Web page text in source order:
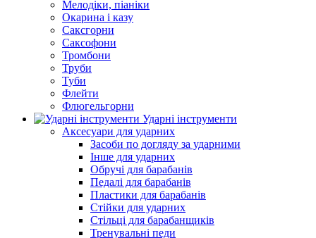
Мелодіки, піаніки
Окарина і казу
Саксгорни
Саксофони
Тромбони
Труби
Туби
Флейти
Флюгельгорни
Ударні інструменти
Аксесуари для ударних
Засоби по догляду за ударними
Інше для ударних
Обручі для барабанів
Педалі для барабанів
Пластики для барабанів
Стійки для ударних
Стільці для барабанщиків
Тренувальні педи